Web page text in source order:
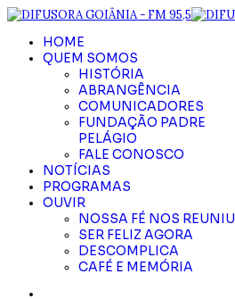
HOME
QUEM SOMOS
HISTÓRIA
ABRANGÊNCIA
COMUNICADORES
FUNDAÇÃO PADRE
PELÁGIO
FALE CONOSCO
NOTÍCIAS
PROGRAMAS
OUVIR
NOSSA FÉ NOS REUNIU
SER FELIZ AGORA
DESCOMPLICA
CAFÉ E MEMÓRIA